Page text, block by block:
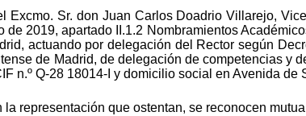
Excmo. Sr. don Juan Carlos Doadrio Villarejo,
de 2019, apartado II.1.2 Nombramientos
actuando por delegación del Rector según
de Madrid, de delegación de competencias y
n.º Q-28 18014-I y domicilio social en Avenida de
la representación que ostentan, se reconocen